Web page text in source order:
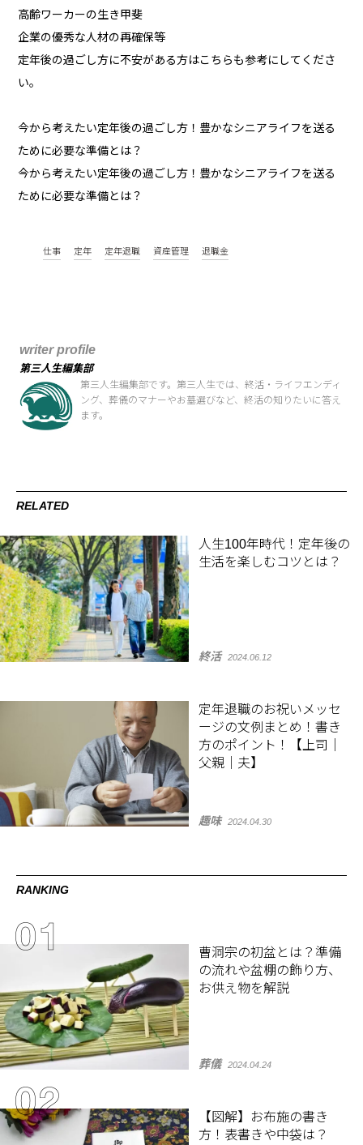
高齢ワーカーの生き甲斐
企業の優秀な人材の再確保等
定年後の過ごし方に不安がある方はこちらも参考にしてくださ
い。
今から考えたい定年後の過ごし方！豊かなシニアライフを送る
ために必要な準備とは？
今から考えたい定年後の過ごし方！豊かなシニアライフを送る
ために必要な準備とは？
仕事 定年 定年退職 資産管理 退職金
writer profile
第三人生編集部
第三人生編集部です。第三人生では、終活・ライフエンディ
ング、葬儀のマナーやお墓選びなど、終活の知りたいに答え
ます。
RELATED
人生100年時代！定年後の
生活を楽しむコツとは？
終活 2024.06.12
定年退職のお祝いメッセ
ージの文例まとめ！書き
方のポイント！【上司｜
父親｜夫】
趣味 2024.04.30
RANKING
曹洞宗の初盆とは？準備
の流れや盆棚の飾り方、
お供え物を解説
葬儀 2024.04.24
【図解】お布施の書き
方！表書きや中袋は？